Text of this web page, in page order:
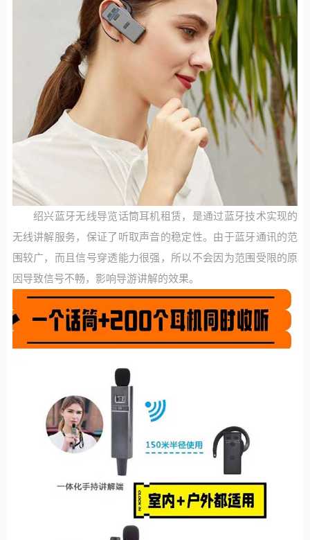
绍兴蓝牙无线导览话筒耳机租赁，是通过蓝牙技术实现的
无线讲解服务，保证了听取声音的稳定性。由于蓝牙通讯的范
围较广，而且信号穿透能力很强，所以不会因为范围受限的原
因导致信号不畅，影响导游讲解的效果。